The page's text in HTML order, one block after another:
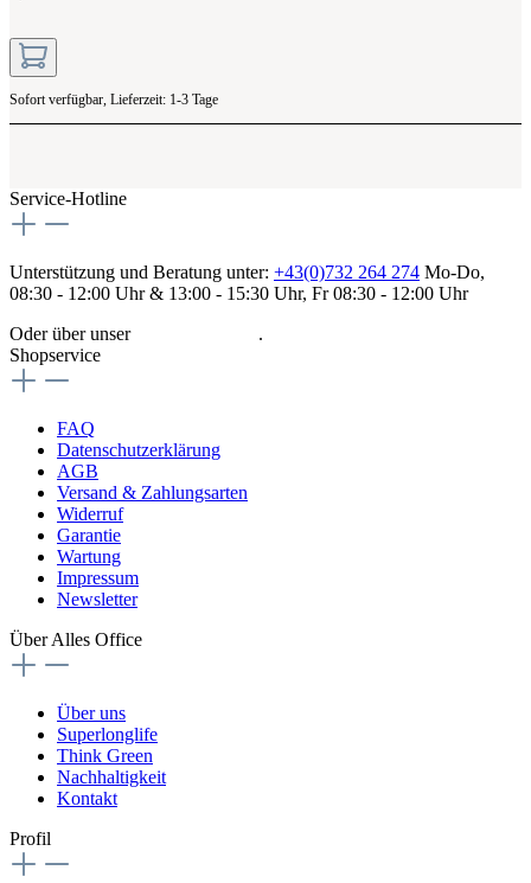
Sofort verfügbar, Lieferzeit: 1-3 Tage
Service-Hotline
Unterstützung und Beratung unter: +43(0)732 264 274 Mo-Do,
08:30 - 12:00 Uhr & 13:00 - 15:30 Uhr, Fr 08:30 - 12:00 Uhr
Oder über unser
.
Shopservice
FAQ
Datenschutzerklärung
AGB
Versand & Zahlungsarten
Widerruf
Garantie
Wartung
Impressum
Newsletter
Über Alles Office
Über uns
Superlonglife
Think Green
Nachhaltigkeit
Kontakt
Profil